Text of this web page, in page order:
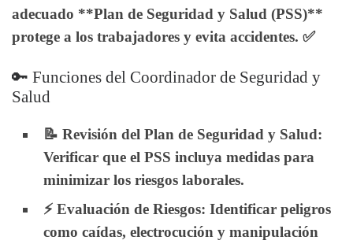
adecuado **Plan de Seguridad y Salud (PSS)**
protege a los trabajadores y evita accidentes. ✅
🔑 Funciones del Coordinador de Seguridad y
Salud
📝 Revisión del Plan de Seguridad y Salud:
Verificar que el PSS incluya medidas para
minimizar los riesgos laborales.
⚡ Evaluación de Riesgos: Identificar peligros
como caídas, electrocución y manipulación